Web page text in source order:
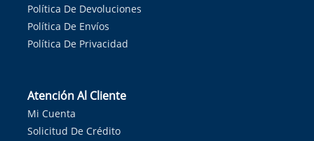
Política De Devoluciones
Política De Envíos
Política De Privacidad
Atención Al Cliente
Mi Cuenta
Solicitud De Crédito